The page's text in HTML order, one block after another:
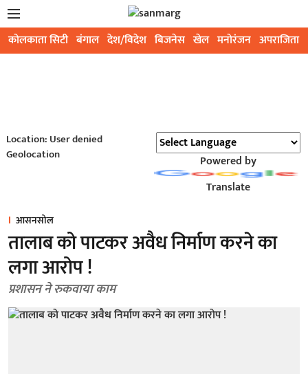
कोलकाता सिटी बंगाल देश/विदेश बिजनेस खेल मनोरंजन अपराजिता
Location: User denied
Geolocation
Powered by
Translate
आसनसोल
तालाब को पाटकर अवैध निर्माण करने का
लगा आरोप !
प्रशासन ने रुकवाया काम